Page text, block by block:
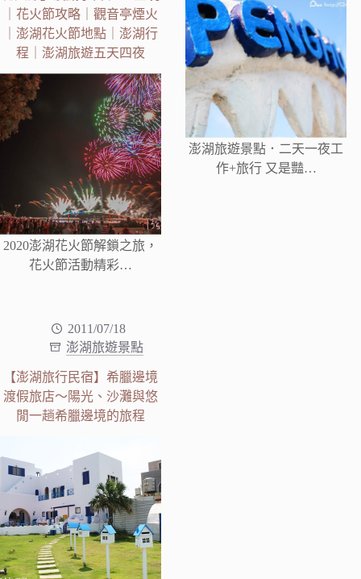
｜花火節攻略｜觀音亭煙火
｜澎湖花火節地點｜澎湖行
程｜澎湖旅遊五天四夜
2020澎湖花火節解鎖之旅，
花火節活動精彩…
澎湖旅遊景點．二天一夜工
作+旅行 又是豔…
2011/07/18
澎湖旅遊景點
【澎湖旅行民宿】希臘邊境
渡假旅店～陽光、沙灘與悠
閒一趟希臘邊境的旅程